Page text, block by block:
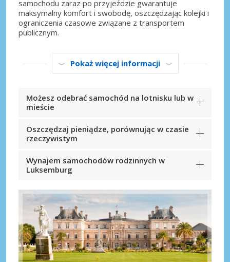
samochodu zaraz po przyjeździe gwarantuje
maksymalny komfort i swobodę, oszczędzając kolejki i
ograniczenia czasowe związane z transportem
publicznym.
Pokaż więcej informacji
Możesz odebrać samochód na lotnisku lub w
mieście
Oszczędzaj pieniądze, porównując w czasie
rzeczywistym
Wynajem samochodów rodzinnych w
Luksemburg